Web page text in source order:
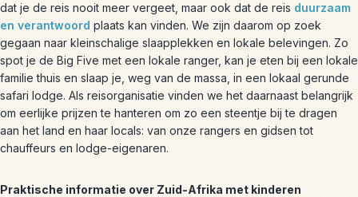
dat je de reis nooit meer vergeet, maar ook dat de reis duurzaam
en verantwoord plaats kan vinden. We zijn daarom op zoek
gegaan naar kleinschalige slaapplekken en lokale belevingen. Zo
spot je de Big Five met een lokale ranger, kan je eten bij een lokale
familie thuis en slaap je, weg van de massa, in een lokaal gerunde
safari lodge. Als reisorganisatie vinden we het daarnaast belangrijk
om eerlijke prijzen te hanteren om zo een steentje bij te dragen
aan het land en haar locals: van onze rangers en gidsen tot
chauffeurs en lodge-eigenaren.
Praktische informatie over Zuid-Afrika met kinderen